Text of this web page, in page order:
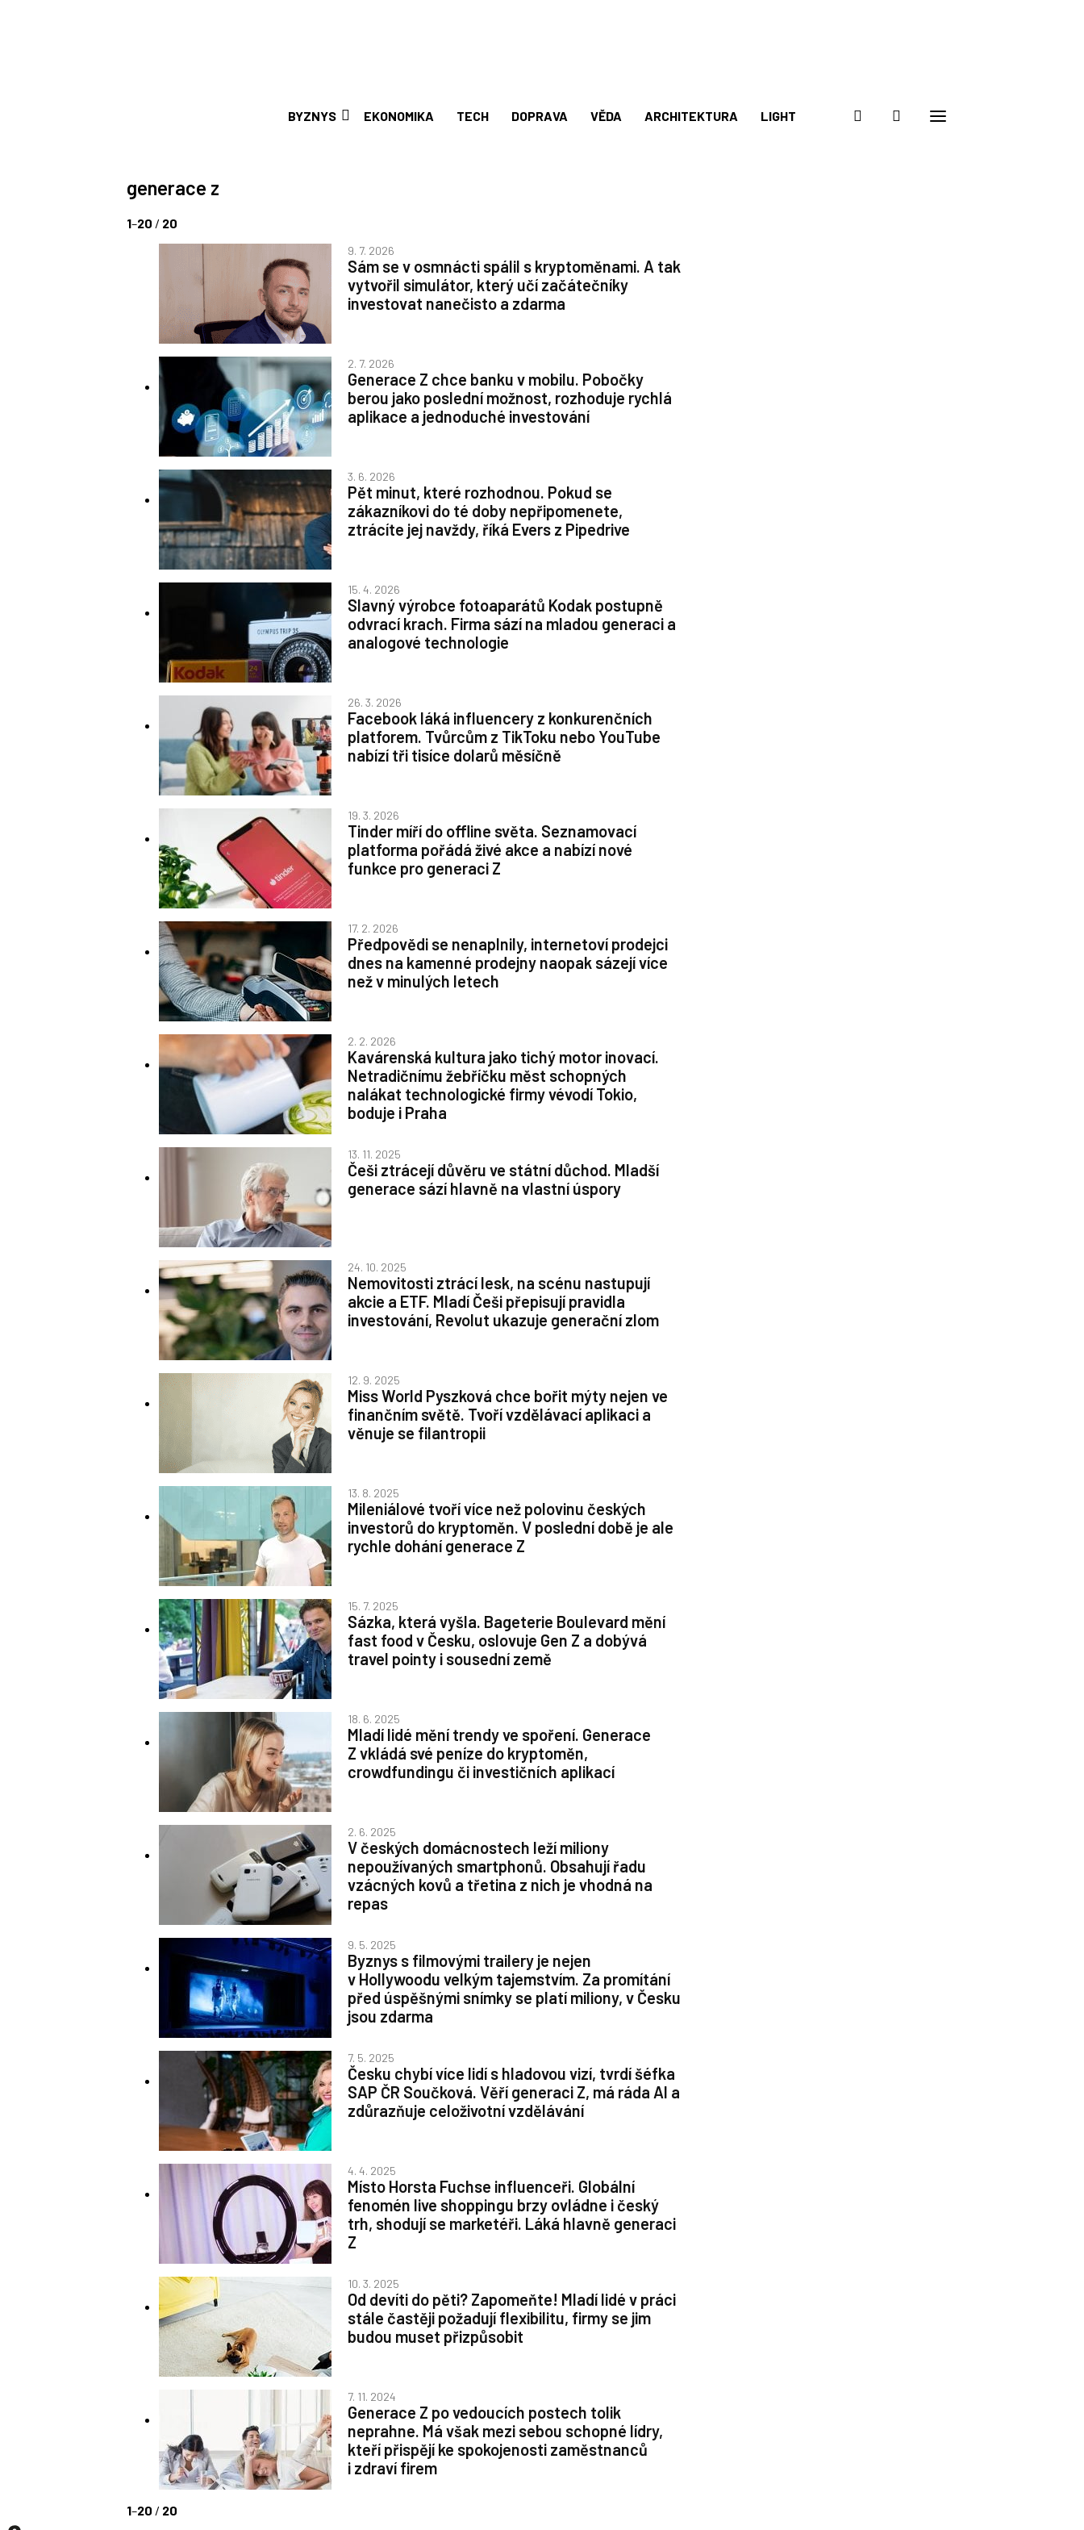
BYZNYS EKONOMIKA TECH DOPRAVA VĚDA ARCHITEKTURA LIGHT
generace z
1–20 / 20
9. 7. 2026
Sám se v osmnácti spálil s kryptoměnami. A tak
vytvořil simulátor, který učí začátečníky
investovat nanečisto a zdarma
2. 7. 2026
Generace Z chce banku v mobilu. Pobočky
berou jako poslední možnost, rozhoduje rychlá
aplikace a jednoduché investování
3. 6. 2026
Pět minut, které rozhodnou. Pokud se
zákazníkovi do té doby nepřipomenete,
ztrácíte jej navždy, říká Evers z Pipedrive
15. 4. 2026
Slavný výrobce fotoaparátů Kodak postupně
odvrací krach. Firma sází na mladou generaci a
analogové technologie
26. 3. 2026
Facebook láká influencery z konkurenčních
platforem. Tvůrcům z TikToku nebo YouTube
nabízí tři tisíce dolarů měsíčně
19. 3. 2026
Tinder míří do offline světa. Seznamovací
platforma pořádá živé akce a nabízí nové
funkce pro generaci Z
17. 2. 2026
Předpovědi se nenaplnily, internetoví prodejci
dnes na kamenné prodejny naopak sázejí více
než v minulých letech
2. 2. 2026
Kavárenská kultura jako tichý motor inovací.
Netradičnímu žebříčku měst schopných
nalákat technologické firmy vévodí Tokio,
boduje i Praha
13. 11. 2025
Češi ztrácejí důvěru ve státní důchod. Mladší
generace sází hlavně na vlastní úspory
24. 10. 2025
Nemovitosti ztrácí lesk, na scénu nastupují
akcie a ETF. Mladí Češi přepisují pravidla
investování, Revolut ukazuje generační zlom
12. 9. 2025
Miss World Pyszková chce bořit mýty nejen ve
finančním světě. Tvoří vzdělávací aplikaci a
věnuje se filantropii
13. 8. 2025
Mileniálové tvoří více než polovinu českých
investorů do kryptoměn. V poslední době je ale
rychle dohání generace Z
15. 7. 2025
Sázka, která vyšla. Bageterie Boulevard mění
fast food v Česku, oslovuje Gen Z a dobývá
travel pointy i sousední země
18. 6. 2025
Mladí lidé mění trendy ve spoření. Generace
Z vkládá své peníze do kryptoměn,
crowdfundingu či investičních aplikací
2. 6. 2025
V českých domácnostech leží miliony
nepoužívaných smartphonů. Obsahují řadu
vzácných kovů a třetina z nich je vhodná na
repas
9. 5. 2025
Byznys s filmovými trailery je nejen
v Hollywoodu velkým tajemstvím. Za promítání
před úspěšnými snímky se platí miliony, v Česku
jsou zdarma
7. 5. 2025
Česku chybí více lidí s hladovou vizí, tvrdí šéfka
SAP ČR Součková. Věří generaci Z, má ráda AI a
zdůrazňuje celoživotní vzdělávání
4. 4. 2025
Místo Horsta Fuchse influenceři. Globální
fenomén live shoppingu brzy ovládne i český
trh, shodují se marketéři. Láká hlavně generaci
Z
10. 3. 2025
Od devíti do pěti? Zapomeňte! Mladí lidé v práci
stále častěji požadují flexibilitu, firmy se jim
budou muset přizpůsobit
7. 11. 2024
Generace Z po vedoucích postech tolik
neprahne. Má však mezi sebou schopné lídry,
kteří přispějí ke spokojenosti zaměstnanců
i zdraví firem
1–20 / 20